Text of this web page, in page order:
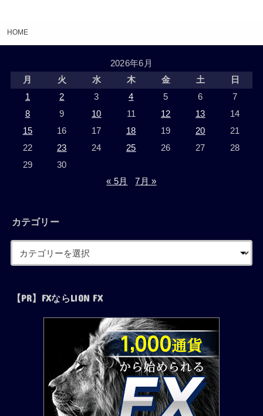
HOME
2026年6月
月
火 水 木 金 土
日
1
2 3 4 5 6
7
8
9 10 11 12 13
14
15
16 17 18 19 20
21
22
23 24 25 26 27
28
29
30
« 5月
7月 »
カテゴリー
【PR】FXならLION FX